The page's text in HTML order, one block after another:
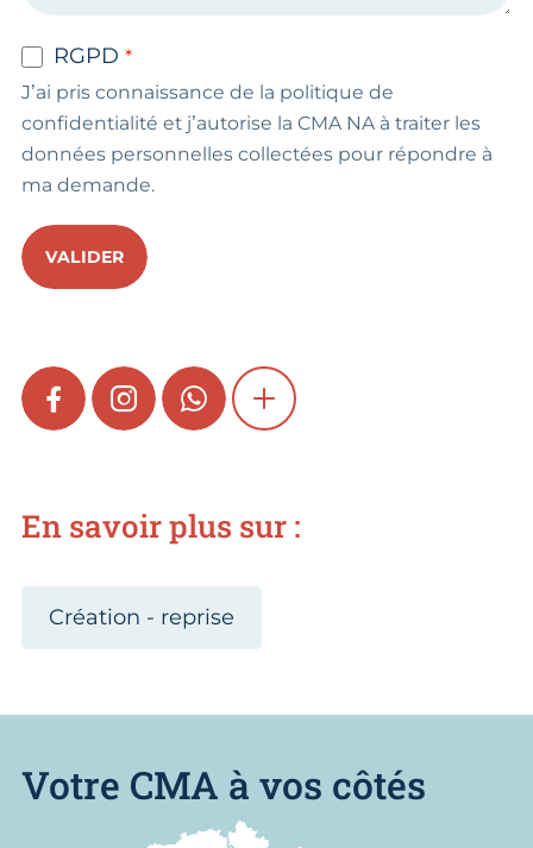
RGPD
J’ai pris connaissance de la politique de
confidentialité et j’autorise la CMA NA à traiter les
données personnelles collectées pour répondre à
ma demande.
VALIDER
FACEBOOKINSTAGRAMWHATSAPPSHOW MORE
En savoir plus sur :
Création - reprise
Votre CMA à vos côtés